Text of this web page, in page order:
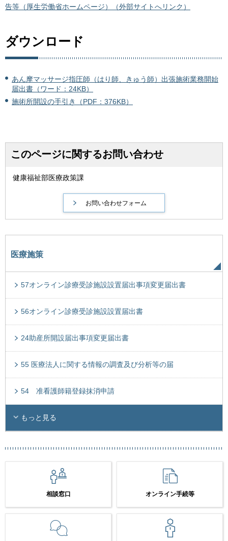
告等（厚生労働省ホームページ）（外部サイトへリンク）
ダウンロード
あん摩マッサージ指圧師（はり師、きゅう師）出張施術業務開始
届出書（ワード：24KB）
施術所開設の手引き（PDF：376KB）
このページに関するお問い合わせ
健康福祉部医療政策課
医療施策
57オンライン診療受診施設設置届出事項変更届出書
56オンライン診療受診施設設置届出書
24助産所開設届出事項変更届出書
55 医療法人に関する情報の調査及び分析等の届
54 准看護師籍登録抹消申請
もっと見る
相談窓口 オンライン手続等